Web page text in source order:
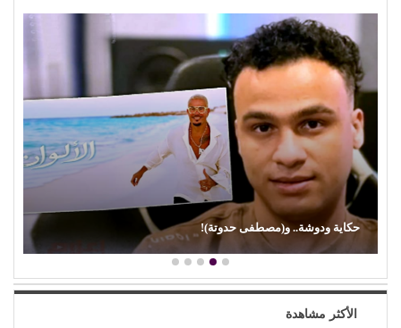
حكاية ودوشة.. و(مصطفى حدوتة)!
الأكثر مشاهدة